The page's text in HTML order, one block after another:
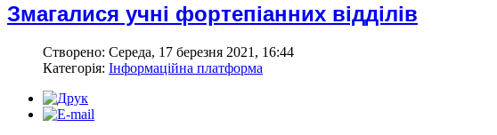
Змагалися учні фортепіанних відділів
Створено: Середа, 17 березня 2021, 16:44
Категорія: Інформаційна платформа